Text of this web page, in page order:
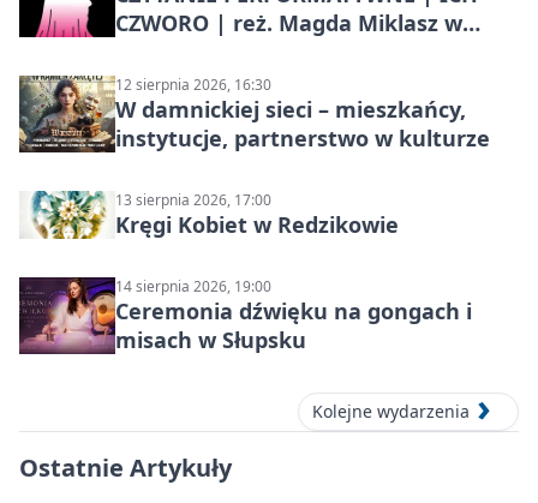
CZWORO | reż. Magda Miklasz w
12 sierpnia 2026, 16:30
W damnickiej sieci – mieszkańcy,
instytucje, partnerstwo w kulturze
13 sierpnia 2026, 17:00
Kręgi Kobiet w Redzikowie
14 sierpnia 2026, 19:00
Ceremonia dźwięku na gongach i
misach w Słupsku
Kolejne wydarzenia
Ostatnie Artykuły